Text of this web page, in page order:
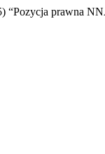
“Pozycja prawna